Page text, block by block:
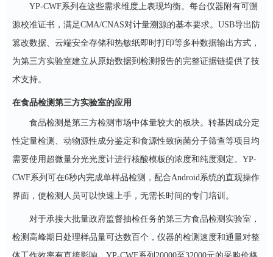
YP-CWF系列在这些需求维度上表现均衡。每台仪器附有可溯
源校准证书，满足CMA/CNAS对计量溯源的基本要求。USB导出防
篡改数据、云端安全存储和热敏纸即时打印等多种数据输出方式，
为第三方实验室建立从原始数据到检测报告的完整证据链提供了技
术支持。
在食品检测第三方实验室的应用
食品检测是第三方检测市场中体量较大的板块。转基因成分定
性定量检测、动物源性成分鉴定和食源性致病菌分子筛查等项目均
需要使用超微量分光光度计进行核酸模板的浓度和纯度测定。 YP-
CWF系列可在6秒内完成单样品检测，配合Android系统的直观操作
界面，使检测人员可以快速上手，无需长时间的专门培训。
对于承接大批量政府监督抽检任务的第三方食品检测实验室，
检测高峰期日处理样品量可达数百个，仪器的检测速度和通量对整